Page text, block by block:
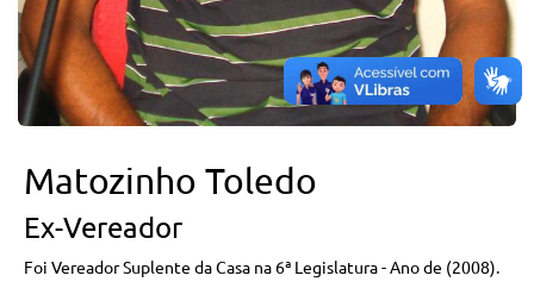
Matozinho Toledo
Ex-Vereador
Foi Vereador Suplente da Casa na 6ª Legislatura - Ano de (2008).